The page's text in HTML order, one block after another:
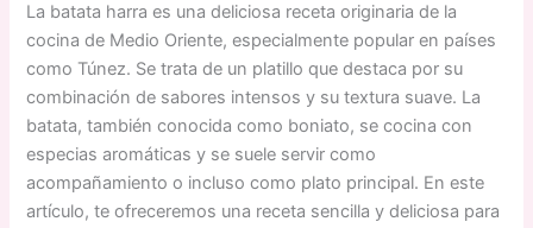
La batata harra es una deliciosa receta originaria de la
cocina de Medio Oriente, especialmente popular en países
como Túnez. Se trata de un platillo que destaca por su
combinación de sabores intensos y su textura suave. La
batata, también conocida como boniato, se cocina con
especias aromáticas y se suele servir como
acompañamiento o incluso como plato principal. En este
artículo, te ofreceremos una receta sencilla y deliciosa para